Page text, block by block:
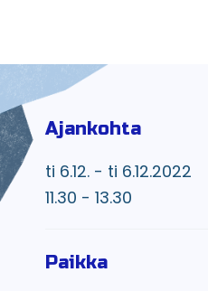
Ajankohta
ti 6.12. - ti 6.12.2022
11.30 - 13.30
Paikka